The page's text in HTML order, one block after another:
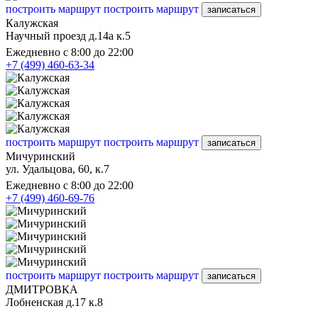
построить маршрут построить маршрут записаться
Калужская
Научный проезд д.14а к.5
Ежедневно с 8:00 до 22:00
+7 (499) 460-63-34
построить маршрут построить маршрут записаться
Мичуринский
ул. Удальцова, 60, к.7
Ежедневно с 8:00 до 22:00
+7 (499) 460-69-76
построить маршрут построить маршрут записаться
ДМИТРОВКА
Лобненская д.17 к.8